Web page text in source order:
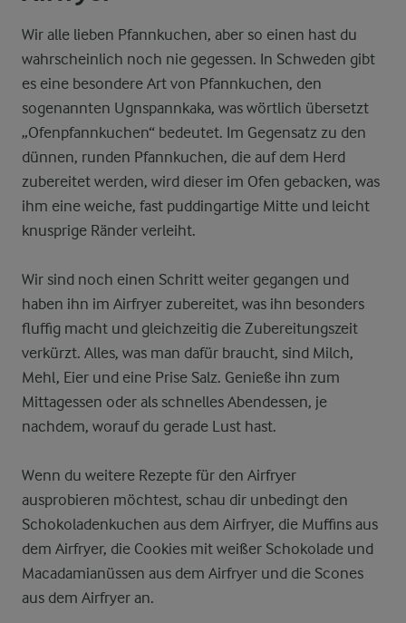
Wir alle lieben Pfannkuchen, aber so einen hast du
wahrscheinlich noch nie gegessen. In Schweden gibt
es eine besondere Art von Pfannkuchen, den
sogenannten Ugnspannkaka, was wörtlich übersetzt
„Ofenpfannkuchen“ bedeutet. Im Gegensatz zu den
dünnen, runden Pfannkuchen, die auf dem Herd
zubereitet werden, wird dieser im Ofen gebacken, was
ihm eine weiche, fast puddingartige Mitte und leicht
knusprige Ränder verleiht.
Wir sind noch einen Schritt weiter gegangen und
haben ihn im Airfryer zubereitet, was ihn besonders
fluffig macht und gleichzeitig die Zubereitungszeit
verkürzt. Alles, was man dafür braucht, sind Milch,
Mehl, Eier und eine Prise Salz. Genieße ihn zum
Mittagessen oder als schnelles Abendessen, je
nachdem, worauf du gerade Lust hast.
Wenn du weitere Rezepte für den Airfryer
ausprobieren möchtest, schau dir unbedingt den
Schokoladenkuchen aus dem Airfryer, die Muffins aus
dem Airfryer, die Cookies mit weißer Schokolade und
Macadamianüssen aus dem Airfryer und die Scones
aus dem Airfryer an.